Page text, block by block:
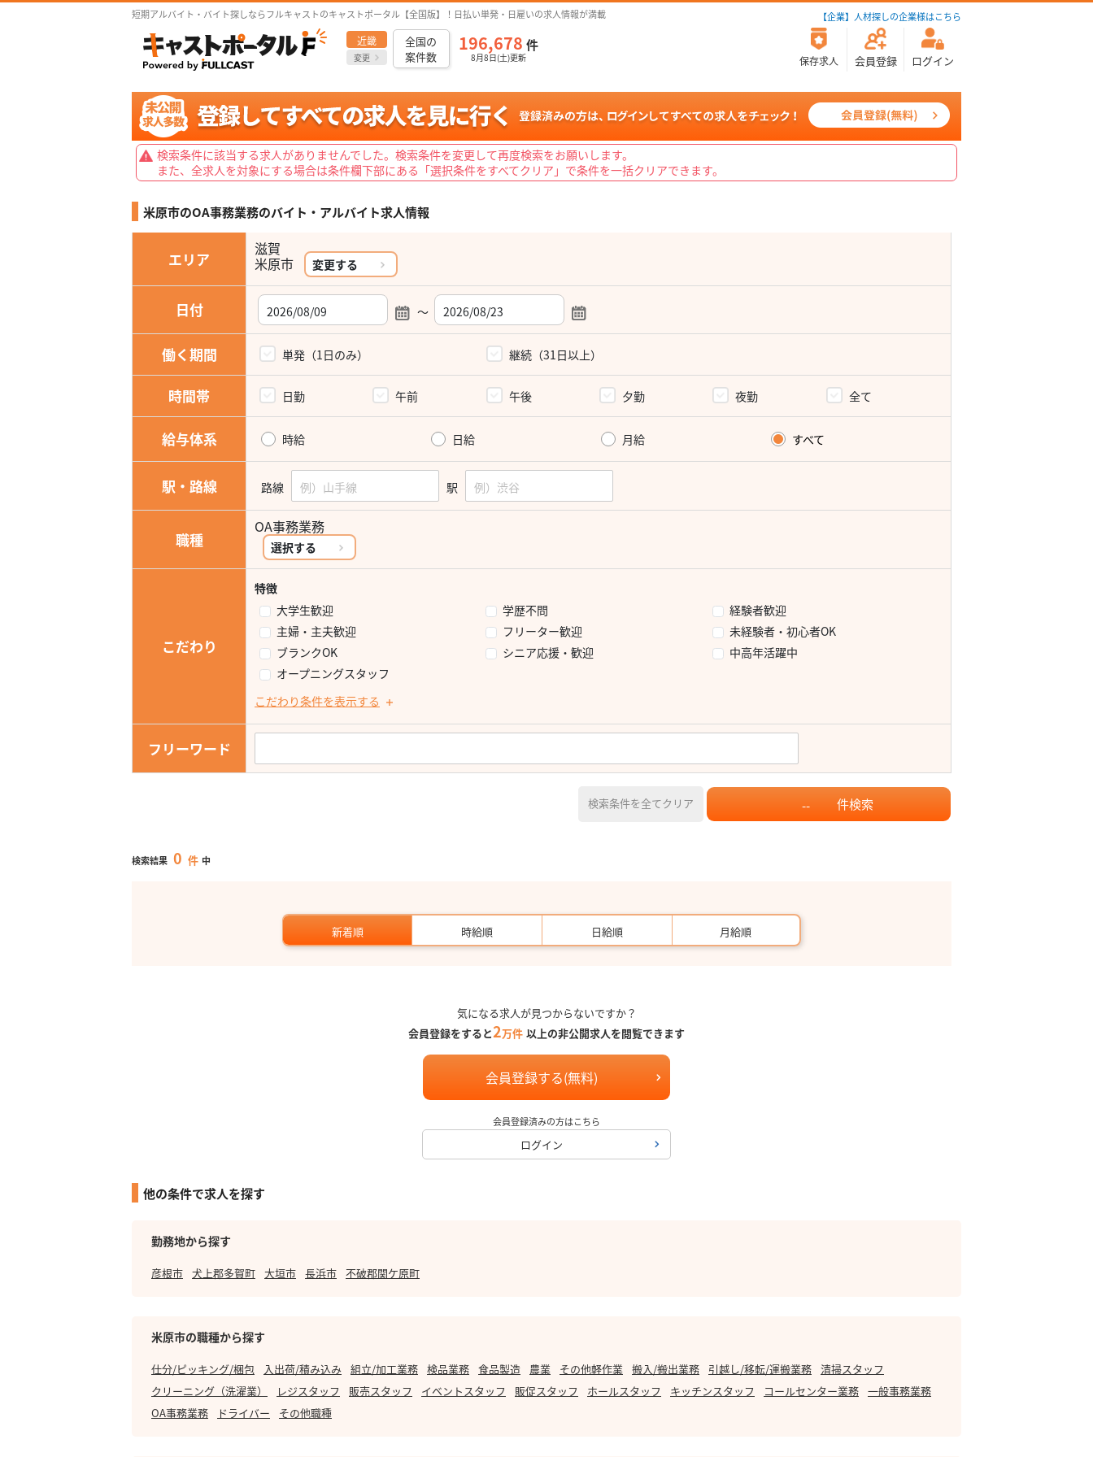
短期アルバイト・バイト探しならフルキャストのキャストポータル【全国版】！日払い単発・日雇いの求人情報が満載 【企業】人材探しの企業様はこちら
近畿
変更
全国の
案件数
196,678 件
8月8日(土)更新 保存求人 会員登録 ログイン
検索条件に該当する求人がありませんでした。検索条件を変更して再度検索をお願いします。
また、全求人を対象にする場合は条件欄下部にある「選択条件をすべてクリア」で条件を一括クリアできます。
米原市のOA事務業務のバイト・アルバイト求人情報
エリア
滋賀
米原市 変更する
日付 ～
働く期間 単発（1日のみ） 継続（31日以上）
時間帯 日勤 午前 午後 夕勤 夜勤 全て
給与体系 時給 日給 月給 すべて
駅・路線 路線 駅
職種
OA事務業務
選択する
こだわり
特徴
大学生歓迎
学歴不問
経験者歓迎
主婦・主夫歓迎
フリーター歓迎
未経験者・初心者OK
ブランクOK
シニア応援・歓迎
中高年活躍中
オープニングスタッフ
こだわり条件を表示する
フリーワード
検索条件を全てクリア -- 件検索
検索結果 0 件 中
新着順 時給順 日給順 月給順
気になる求人が見つからないですか？
会員登録をすると2万件 以上の非公開求人を閲覧できます
会員登録する(無料)
会員登録済みの方はこちら
ログイン
他の条件で求人を探す
勤務地から探す
彦根市 犬上郡多賀町 大垣市 長浜市 不破郡関ケ原町
米原市の職種から探す
仕分/ピッキング/梱包 入出荷/積み込み 組立/加工業務 検品業務 食品製造 農業 その他軽作業 搬入/搬出業務 引越し/移転/運搬業務 清掃スタッフ
クリーニング（洗濯業）
レジスタッフ 販売スタッフ イベントスタッフ 販促スタッフ ホールスタッフ キッチンスタッフ コールセンター業務 一般事務業務
OA事務業務
ドライバー その他職種